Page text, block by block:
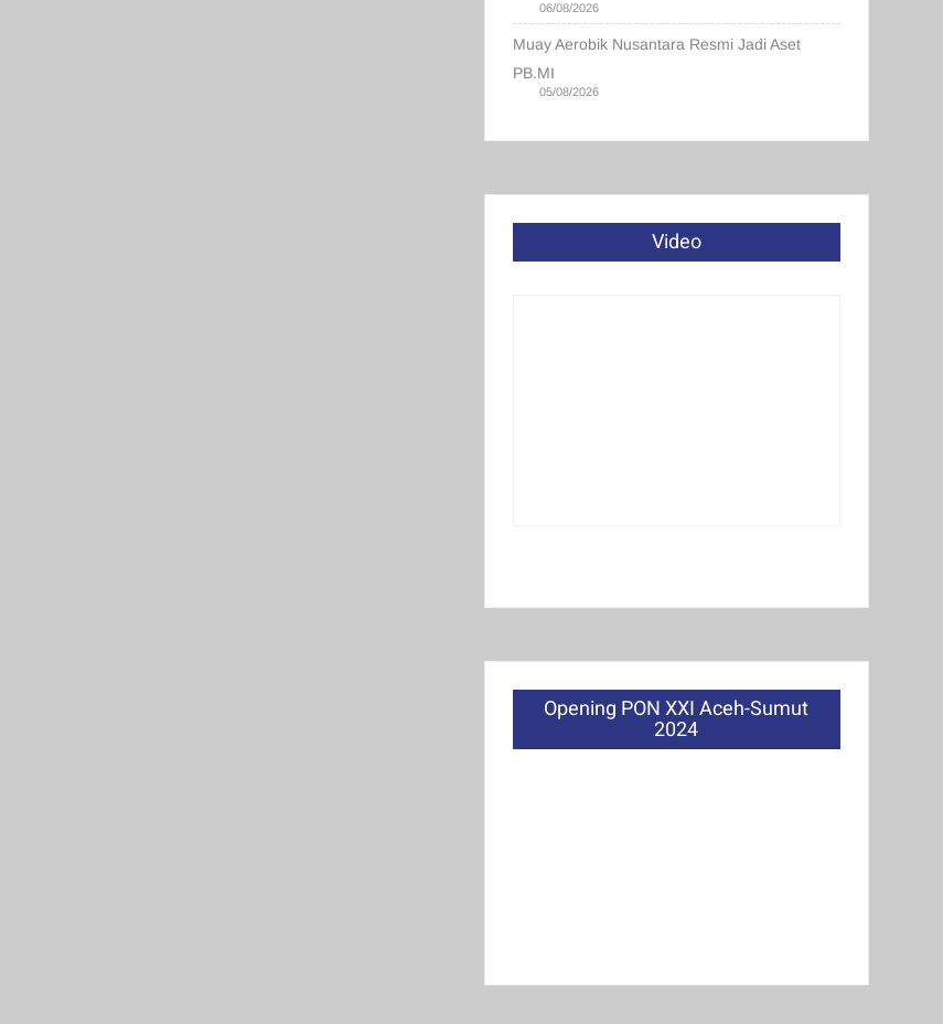
06/08/2026
Muay Aerobik Nusantara Resmi Jadi Aset
PB.MI
05/08/2026
Video
Opening PON XXI Aceh-Sumut
2024